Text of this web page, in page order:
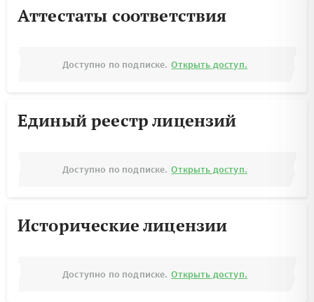
Аттестаты соответствия
Доступно по подписке. Открыть доступ.
Единый реестр лицензий
Доступно по подписке. Открыть доступ.
Исторические лицензии
Доступно по подписке. Открыть доступ.